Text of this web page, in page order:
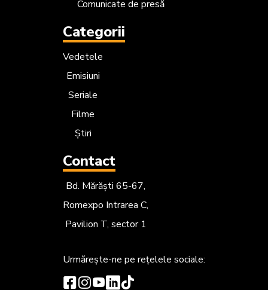
Comunicate de presă
Categorii
Vedetele
Emisiuni
Seriale
Filme
Știri
Contact
Bd. Mărăști 65-67,
Romexpo Intrarea C,
Pavilion T, sector 1
Urmărește-ne pe rețelele sociale: